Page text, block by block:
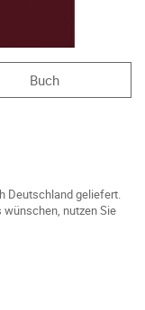
Buch
Deutschland geliefert.
nutzen Sie